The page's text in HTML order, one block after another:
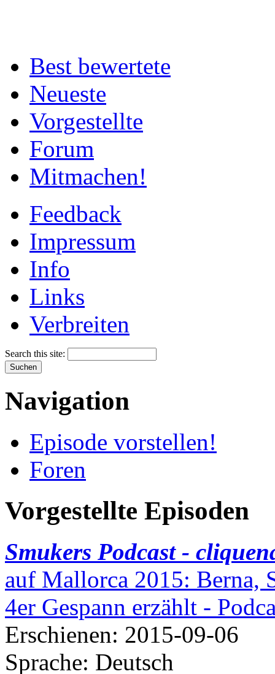
Best bewertete
Neueste
Vorgestellte
Forum
Mitmachen!
Feedback
Impressum
Info
Links
Verbreiten
Search this site:
Navigation
Episode vorstellen!
Foren
Vorgestellte Episoden
Smukers Podcast -
auf Mallorca 2015: Berna,
4er Gespann erzählt -
Erschienen: 2015-09-06
Sprache: Deutsch